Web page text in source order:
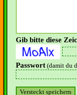
Gib bitte diese
Passwort (damit du